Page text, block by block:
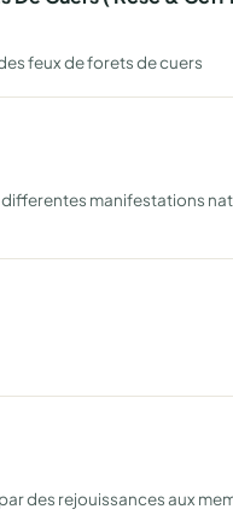
feux de forets de cuers
manifestations
des rejouissances aux